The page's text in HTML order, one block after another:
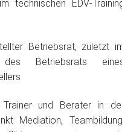
technischen EDV-
Betriebsrat, zuletzt
Betriebsrats
und Berater in
Mediation,